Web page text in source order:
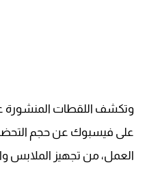
وتكشف اللقطات المنشورة
على فيسبوك عن حجم
العمل، من تجهيز الملابس